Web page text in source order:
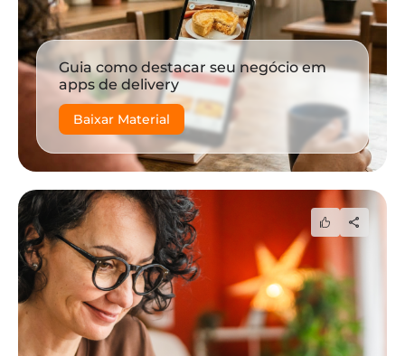
Guia como destacar seu negócio em
apps de delivery
Baixar Material